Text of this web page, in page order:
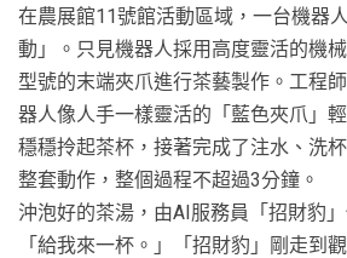
在農展館11號館活動區域，一台機器
動」。只見機器人採用高度靈活的機
型號的末端夾爪進行茶藝製作。工程
器人像人手一樣靈活的「藍色夾爪」
穩穩拎起茶杯，接著完成了注水、洗
整套動作，整個過程不超過3分鐘。
沖泡好的茶湯，由AI服務員「招財豹
「給我來一杯。」「招財豹」剛走到